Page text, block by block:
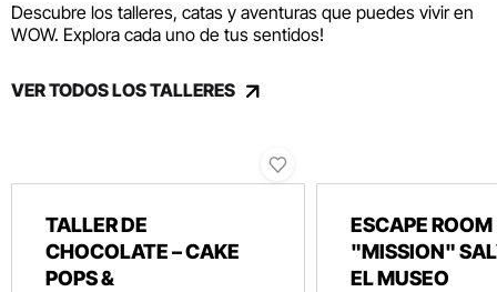
Descubre los talleres, catas y aventuras que puedes vivir en
WOW. Explora cada uno de tus sentidos!
VER TODOS LOS TALLERES
TALLER DE
CHOCOLATE – CAKE
POPS &
ESCAPE ROOM
"MISSION"
EL MUSEO